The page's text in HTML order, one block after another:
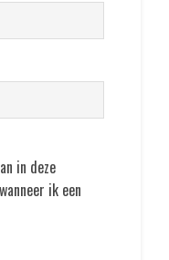
in deze
ik een